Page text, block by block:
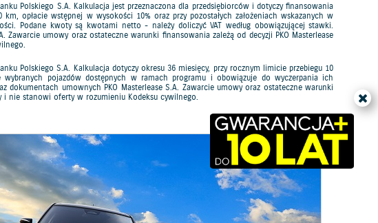
Polskiego S.A. Kalkulacja jest przeznaczona dla przedsiębiorców i dotyczy finansowania
opłacie wstępnej w wysokości 10% oraz przy pozostałych założeniach wskazanych w
Podane kwoty są kwotami netto - należy doliczyć VAT według obowiązującej stawki.
umowy oraz ostateczne warunki finansowania zależą od decyzji PKO Masterlease
Polskiego S.A. Kalkulacja dotyczy okresu 36 miesięcy, przy rocznym limicie przebiegu 10
wybranych pojazdów dostępnych w ramach programu i obowiązuje do wyczerpania ich
umownych PKO Masterlease S.A. Zawarcie umowy oraz ostateczne warunki
i nie stanowi oferty w rozumieniu Kodeksu cywilnego.